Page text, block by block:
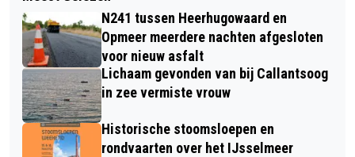
MEEST GESTELDE VRAGEN OVER
WESPEN
AANRIJDING IN HEILOO
N241 tussen Heerhugowaard en
Opmeer meerdere nachten afgesloten
voor nieuw asfalt
Lichaam gevonden van bij Callantsoog
in zee vermiste vrouw
Historische stoomsloepen en
rondvaarten over het IJsselmeer